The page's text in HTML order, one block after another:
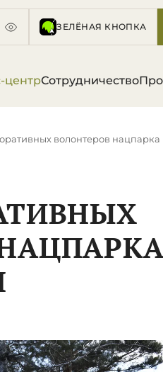
ЗЕЛЁНАЯ КНОПКА
центрСотрудничество
волонтеров